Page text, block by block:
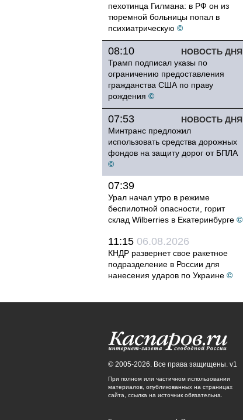
пехотинца Гилмана: в РФ он из
тюремной больницы попал в
психиатрическую ©
НОВОСТЬ ДНЯ
08:10
Трамп подписал указы по
ограничению предоставления
гражданства США по праву
рождения ©
НОВОСТЬ ДНЯ
07:53
Минтранс предложил
использовать средства дорожных
фондов на защиту дорог от БПЛА
©
07:39
Урал начал утро в режиме
беспилотной опасности, горит
склад Wilberries в Екатеринбурге ©
11:15 06.08.2026
КНДР развернет свое ракетное
подразделение в России для
нанесения ударов по Украине ©
© 2005-2026. Все права защищены. v1
При полном или частичном использовании
материалов, опубликованных на страницах
сайта, ссылка на источник обязательна.